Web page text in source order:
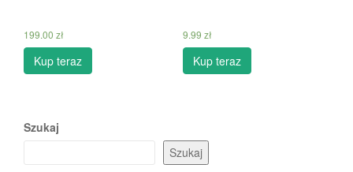
199.00 zł
Kup teraz
9.99 zł
Kup teraz
Szukaj
Szukaj